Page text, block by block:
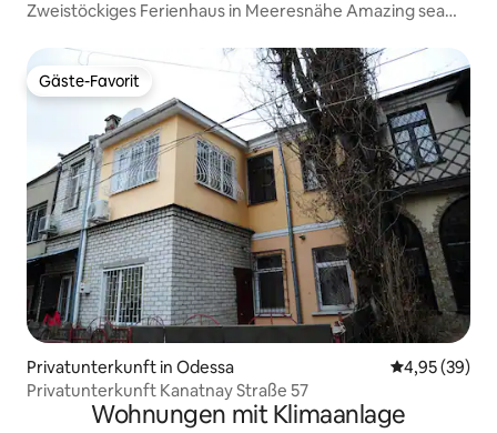
Zweistöckiges Ferienhaus in Meeresnähe Amazing sea
Gäste-Favorit
Gäste-Favorit
Privatunterkunft in Odessa
4,95 (39)
Privatunterkunft Kanatnay Straße 57
Wohnungen mit Klimaanlage